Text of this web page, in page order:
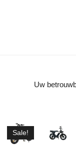
Uw
Sale!